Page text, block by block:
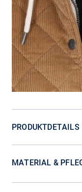
PRODUKTDETAILS
MATERIAL &